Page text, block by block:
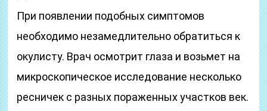
При появлении подобных симптомов
необходимо незамедлительно обратиться к
окулисту. Врач осмотрит глаза и возьмет на
микроскопическое исследование несколько
ресничек с разных пораженных участков век.